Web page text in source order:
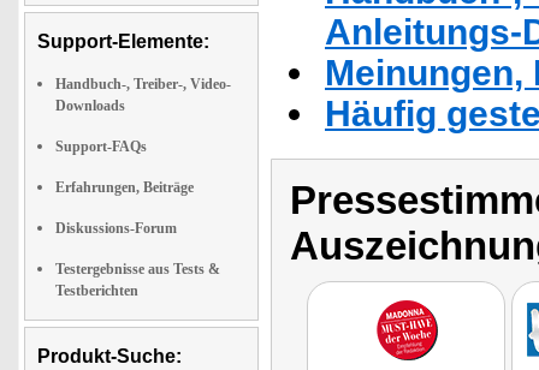
Support-Elemente:
Handbuch-, Treiber-, Video-
Downloads
Support-FAQs
Erfahrungen, Beiträge
Diskussions-Forum
Testergebnisse aus Tests &
Testberichten
Produkt-Suche:
Anleitungs-
Häufig